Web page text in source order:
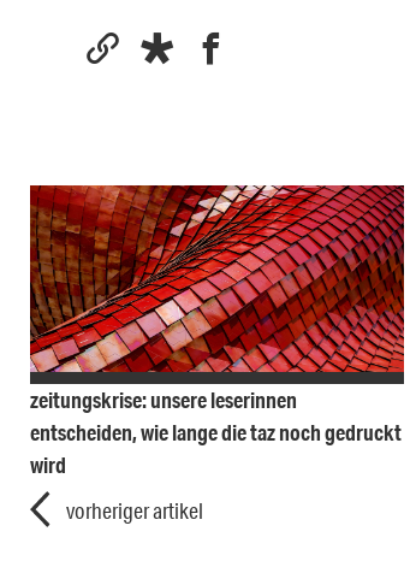
zeitungskrise: unsere leserinnen
entscheiden, wie lange die taz noch gedruckt
wird
vorheriger artikel